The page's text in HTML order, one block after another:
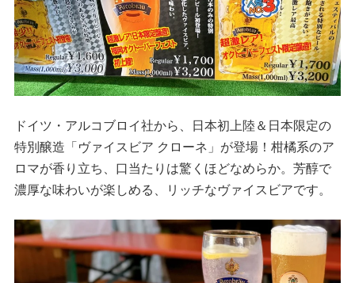
ドイツ・アルコブロイ社から、日本初上陸＆日本限定の
特別醸造「ヴァイスビア クローネ」が登場！柑橘系のア
ロマが香り立ち、口当たりは驚くほどなめらか。芳醇で
濃厚な味わいが楽しめる、リッチなヴァイスビアです。